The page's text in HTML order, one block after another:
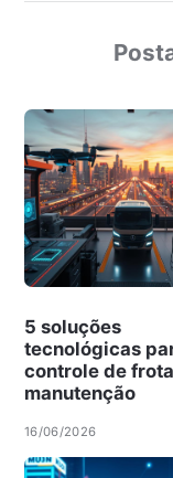
5 soluções
tecnológicas
controle de
manutenção
16/06/2026